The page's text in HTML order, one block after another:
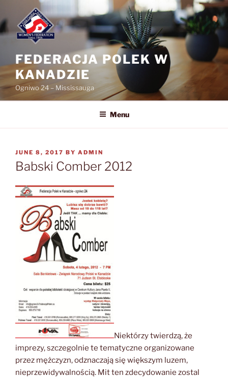
to
content
FEDERACJA POLEK W
KANADZIE
Ogniwo 24 – Mississauga
Menu
POSTED
ON
JUNE 8, 2017 BY ADMIN
Babski Comber 2012
Niektórzy twierdzą, że
imprezy, szczegolnie te tematyczne organizowane
przez mężczyzn, odznaczają się większym luzem,
nieprzewidywalnością. Mit ten zdecydowanie zostal